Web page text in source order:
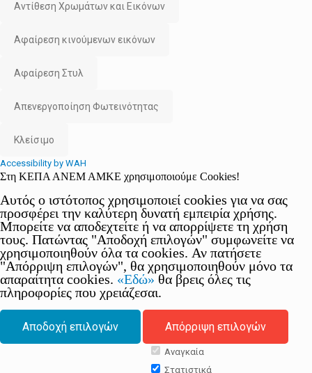
Αντίθεση Χρωμάτων και Εικόνων
Αφαίρεση κινούμενων εικόνων
Αφαίρεση Στυλ
Απενεργοποίηση Φωτεινότητας
Κλείσιμο
Accessibility by WAH
Στη ΚΕΠΑ ΑΝΕΜ ΑΜΚΕ χρησιμοποιούμε Cookies!
Αυτός ο ιστότοπος χρησιμοποιεί cookies για να σας
προσφέρει την καλύτερη δυνατή εμπειρία χρήσης.
Μπορείτε να αποδεχτείτε ή να απορρίψετε τη χρήση
τους. Πατώντας "Αποδοχή επιλογών" συμφωνείτε να
χρησιμοποιηθούν όλα τα cookies. Αν πατήσετε
"Απόρριψη επιλογών", θα χρησιμοποιηθούν μόνο τα
απαραίτητα cookies. «Εδώ» θα βρεις όλες τις
πληροφορίες που χρειάζεσαι.
Αποδοχή επιλογών Απόρριψη επιλογών
Αναγκαία
Στατιστικά